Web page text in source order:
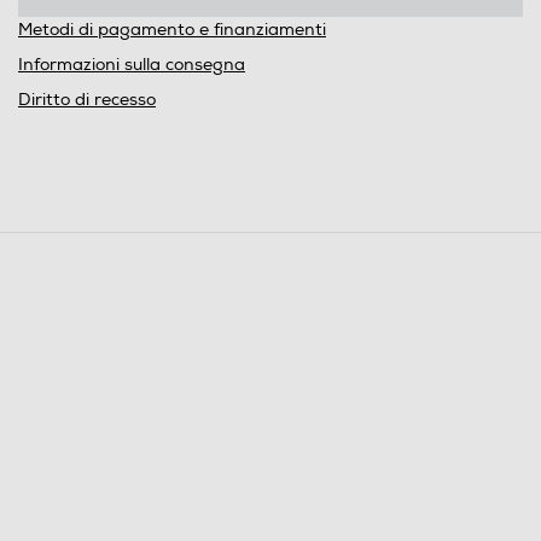
Metodi di pagamento e finanziamenti
Informazioni sulla consegna
Diritto di recesso